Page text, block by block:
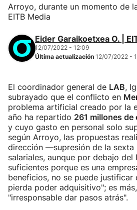
Arroyo, durante un momento de
EITB Media
Eider Garaikoetxea O. |
12/07/2022 - 12:09
Última actualización 12/07/2022 -
El coordinador general de LAB,
subrayado que el conflicto en
problema artificial creado por la
año ha repartido 261 millones
y cuyo gasto en personal solo
según Arroyo, las propuestas
dirección —supresión de la sexta
salariales, aunque por debajo
suficientes porque es una
beneficios, no se puede justificar
pierda poder adquisitivo"; es
"irresponsable dar pasos atrás".